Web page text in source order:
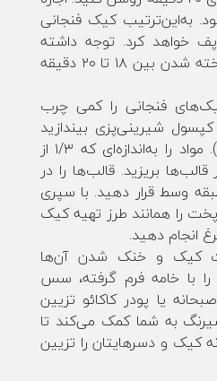
به‌این‌ترتیب کیک فنجانی
خواهد کرد. توجه داشته
باشید که کیک‌ها برای پخته شدن بین ۱۸ تا ۲۰ دقیقه
فنجانی را کمی چرب
شیرینی‌پزی بیندازید
(کاغذ روغنی‌های کوچک). مواد را به‌اندازه‌ای که ۱/۳ از
قالب‌ها بریزید. قالب‌ها را در
وسط قرار دهید. با سپری
پخت را همانند طرز تهیه کیک
انجام دهید.
کیک و خنک شدن آن‌ها
با خامه فرم گرفته، سس
یا پودر کاکائو تزیین
به شما کمک می‌کند تا
کیک و دسرهایتان را تزیین